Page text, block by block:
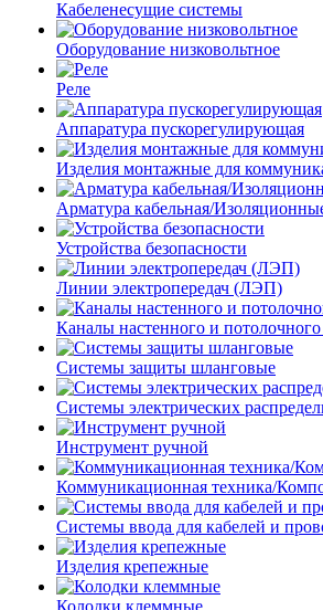
Кабеленесущие системы
Оборудование низковольтное
Реле
Аппаратура пускорегулирующая
Изделия монтажные для
Арматура кабельная/
Устройства безопасности
Линии электропередач (ЛЭП)
Каналы настенного и
Системы защиты шланговые
Системы электрических
Инструмент ручной
Коммуникационная техника/
Системы ввода для кабелей и
Изделия крепежные
Колодки клеммные